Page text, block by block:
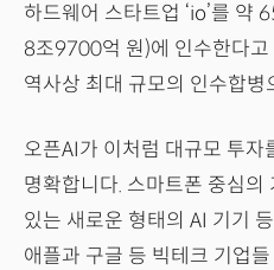
하드웨어 스타트업 ‘io’를 약
8조9700억 원)에 인수한다고
역사상 최대 규모의 인수합병
오픈AI가 이처럼 대규모 투자
명확합니다. 스마트폰 중심
있는 새로운 형태의 AI 기기
애플과 구글 등 빅테크 기업